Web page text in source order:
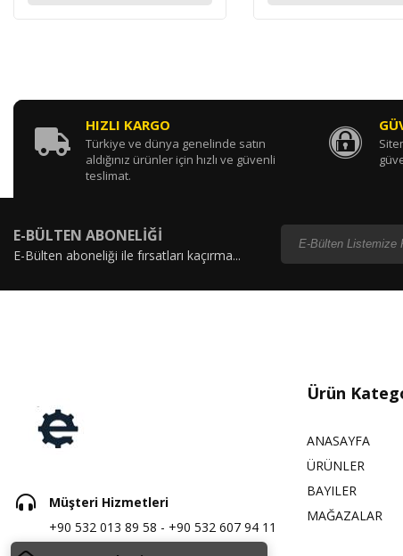
HIZLI KARGO
Türkiye ve dünya genelinde satın
aldığınız ürünler için hızlı ve güvenli
teslimat.
E-BÜLTEN ABONELİĞİ
E-Bülten aboneliği ile fırsatları kaçırma...
Müşteri Hizmetleri
+90 532 013 89 58 - +90 532 607 94 11
Ürün
ANASAYFA
ÜRÜNLER
BAYILER
MAĞAZALAR